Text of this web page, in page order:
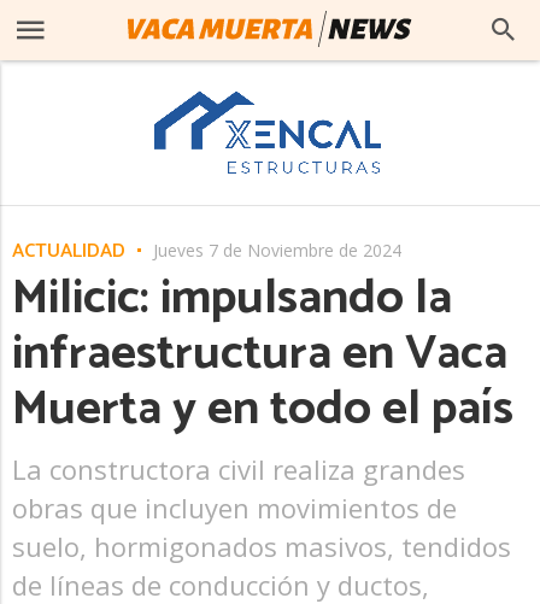
ACTUALIDAD Jueves 7 de Noviembre de 2024
Milicic: impulsando la
infraestructura en Vaca
Muerta y en todo el país
La constructora civil realiza grandes
obras que incluyen movimientos de
suelo, hormigonados masivos, tendidos
de líneas de conducción y ductos,